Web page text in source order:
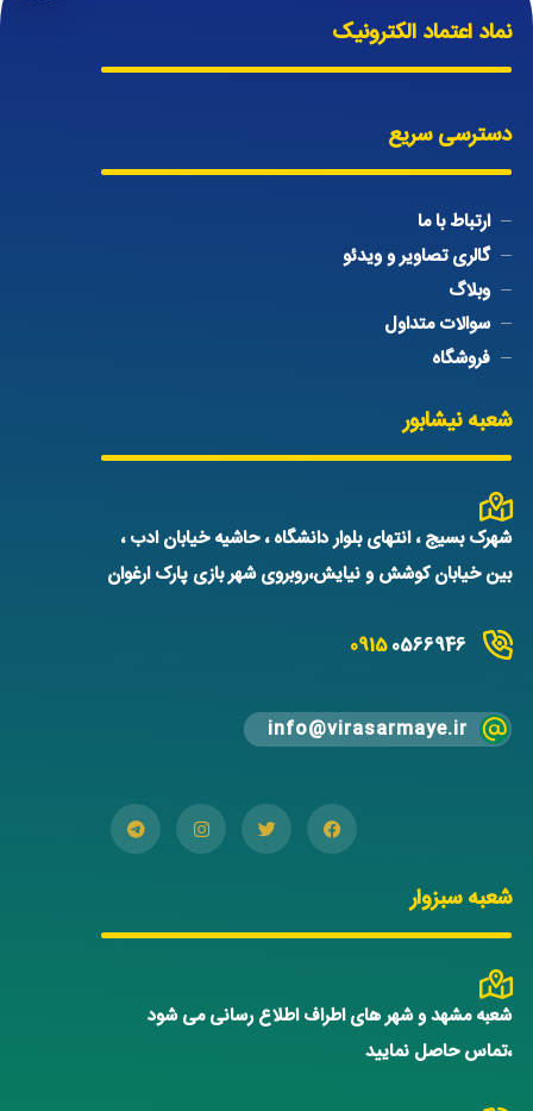
نماد اعتماد الکترونیک
دسترسی سریع
ارتباط با ما
گالری تصاویر و ویدئو
وبلاگ
سوالات متداول
فروشگاه
شعبه نیشابور
شهرک بسیج ، انتهای بلوار دانشگاه ، حاشیه خیابان ادب ،
بین خیابان کوشش و نیایش،روبروی شهر بازی پارک ارغوان
09150566946
info@virasarmaye.ir
شعبه سبزوار
شعبه مشهد و شهر های اطراف اطلاع رسانی می شود
،تماس حاصل نمایید